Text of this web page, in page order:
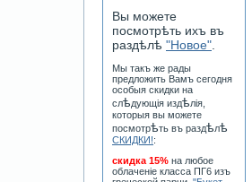
Вы можете
посмотрѣть ихъ въ
раздѣлѣ "Новое"
Мы такъ же рады
предложить Вамъ сегодня
особыя скидки на
слѣдующiя издѣлiя,
которыя вы можете
посмотрѣть въ раздѣлѣ
СКИДКИ!:
скидка 15% на любое
облаченiе класса ПГ6 изъ